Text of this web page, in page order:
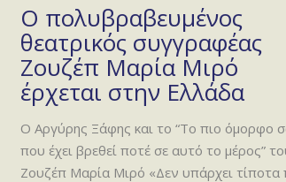
Ο πολυβραβευμένος
θεατρικός συγγραφέας
Ζουζέπ Μαρία Μιρό
έρχεται στην Ελλάδα
Ο Αργύρης Ξάφης και το “Το πιο όμορφο
που έχει βρεθεί ποτέ σε αυτό το μέρος”
Ζουζέπ Μαρία Μιρό «Δεν υπάρχει τίποτα